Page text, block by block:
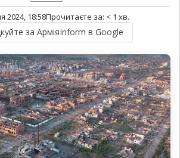
2024, 18:58Прочитаєте за: < 1 хв.
за АрміяInform в Google